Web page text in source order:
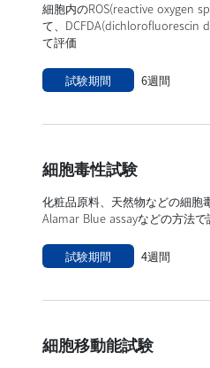
細胞内のROS(reactive oxygen
て、DCFDA(dichlorofluorescin
て評価
試験期間 6週間
細胞毒性試験
化粧品原料、天然物などの細胞
Alamar Blue assayなどの方法で
試験期間 4週間
細胞移動能試験